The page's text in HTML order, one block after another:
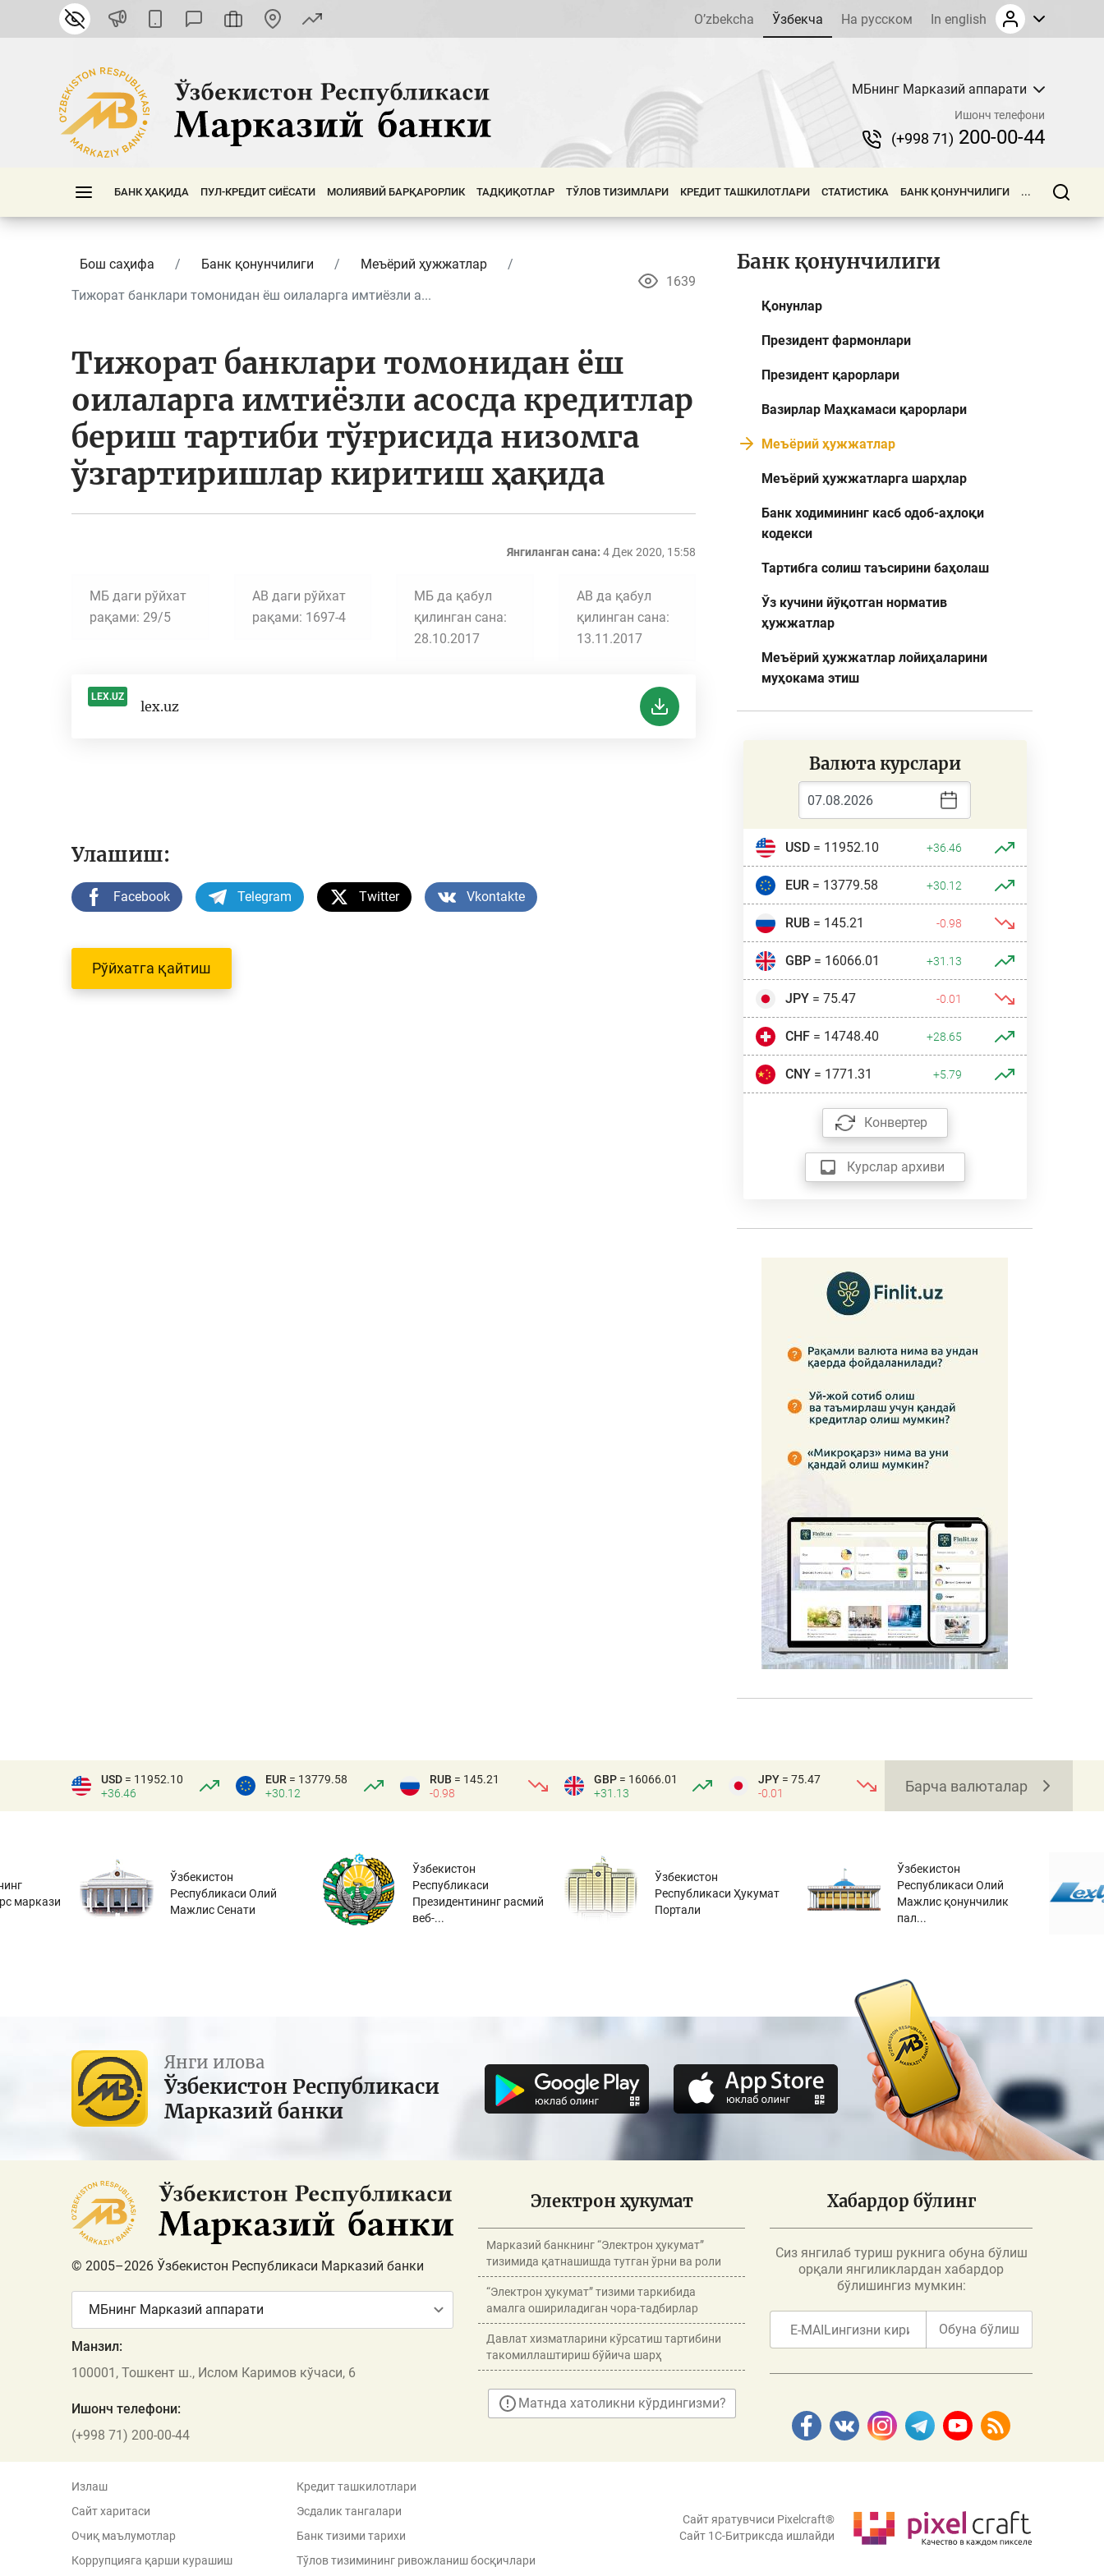
O’zbekcha Ўзбекча На русском In english
МБнинг Марказий аппарати
Ишонч телефони
(+998 71) 200-00-44
БАНК ҲАҚИДА ПУЛ-КРЕДИТ СИЁСАТИ МОЛИЯВИЙ БАРҚАРОРЛИК ТАДҚИҚОТЛАР ТЎЛОВ ТИЗИМЛАРИ КРЕДИТ ТАШКИЛОТЛАРИ СТАТИСТИКА БАНК ҚОНУНЧИЛИГИ ...
Бош саҳифа Банк қонунчилиги
Меъёрий ҳужжатлар
Тижорат банклари томонидан ёш оилаларга имтиёзли а...
1639
Тижорат банклари томонидан ёш
оилаларга имтиёзли асосда кредитлар
бериш тартиби тўғрисида низомга
ўзгартиришлар киритиш ҳақида
Янгиланган сана: 4 Дек 2020, 15:58
МБ даги рўйхат
рақами: 29/5
АВ даги рўйхат
рақами: 1697-4
МБ да қабул
қилинган сана:
28.10.2017
АВ да қабул
қилинган сана:
13.11.2017
LEX.UZ
lex.uz
Улашиш:
Facebook Telegram Twitter Vkontakte
Рўйхатга қайтиш
Банк қонунчилиги
Қонунлар
Президент фармонлари
Президент қарорлари
Вазирлар Маҳкамаси қарорлари
Меъёрий ҳужжатлар
Меъёрий ҳужжатларга шарҳлар
Банк ходимининг касб одоб-аҳлоқи
кодекси
Тартибга солиш таъсирини баҳолаш
Ўз кучини йўқотган норматив
ҳужжатлар
Меъёрий ҳужжатлар лойиҳаларини
муҳокама этиш
Валюта курслари
USD= 11952.10 +36.46
EUR= 13779.58 +30.12
RUB= 145.21 -0.98
GBP= 16066.01 +31.13
JPY= 75.47 -0.01
CHF= 14748.40 +28.65
CNY= 1771.31 +5.79
Конвертер
Курслар архиви
USD = 11952.10
+36.46
EUR = 13779.58
+30.12
RUB = 145.21
-0.98
GBP = 16066.01
+31.13
JPY = 75.47
-0.01
Барча валюталар
маркази
Ўзбекистон
Республикаси Олий
Мажлис Сенати
Ўзбекистон
Республикаси
Президентининг расмий
веб-...
Ўзбекистон
Республикаси Ҳукумат
Портали
Ўзбекистон
Республикаси Олий
Мажлис қонунчилик
пал...
Янги илова
Ўзбекистон Республикаси
Марказий банки
© 2005–2026 Ўзбекистон Республикаси Марказий банки
МБнинг Марказий аппарати
Манзил:
100001, Тошкент ш., Ислом Каримов кўчаси, 6
Ишонч телефони:
(+998 71) 200-00-44
Электрон ҳукумат
Марказий банкнинг “Электрон ҳукумат”
тизимида қатнашишда тутган ўрни ва роли
“Электрон ҳукумат” тизими таркибида
амалга ошириладиган чора-тадбирлар
Давлат хизматларини кўрсатиш тартибини
такомиллаштириш бўйича шарҳ
Матнда хатоликни кўрдингизми?
Хабардор бўлинг
Сиз янгилаб туриш рукнига обуна бўлиш
орқали янгиликлардан хабардор
бўлишингиз мумкин:
Обуна бўлиш
Излаш
Сайт харитаси
Очиқ маълумотлар
Коррупцияга қарши курашиш
Кредит ташкилотлари
Эсдалик тангалари
Банк тизими тарихи
Тўлов тизимининг ривожланиш босқичлари
Сайт яратувчиси Pixelcraft®
Сайт 1C-Битриксда ишлайди